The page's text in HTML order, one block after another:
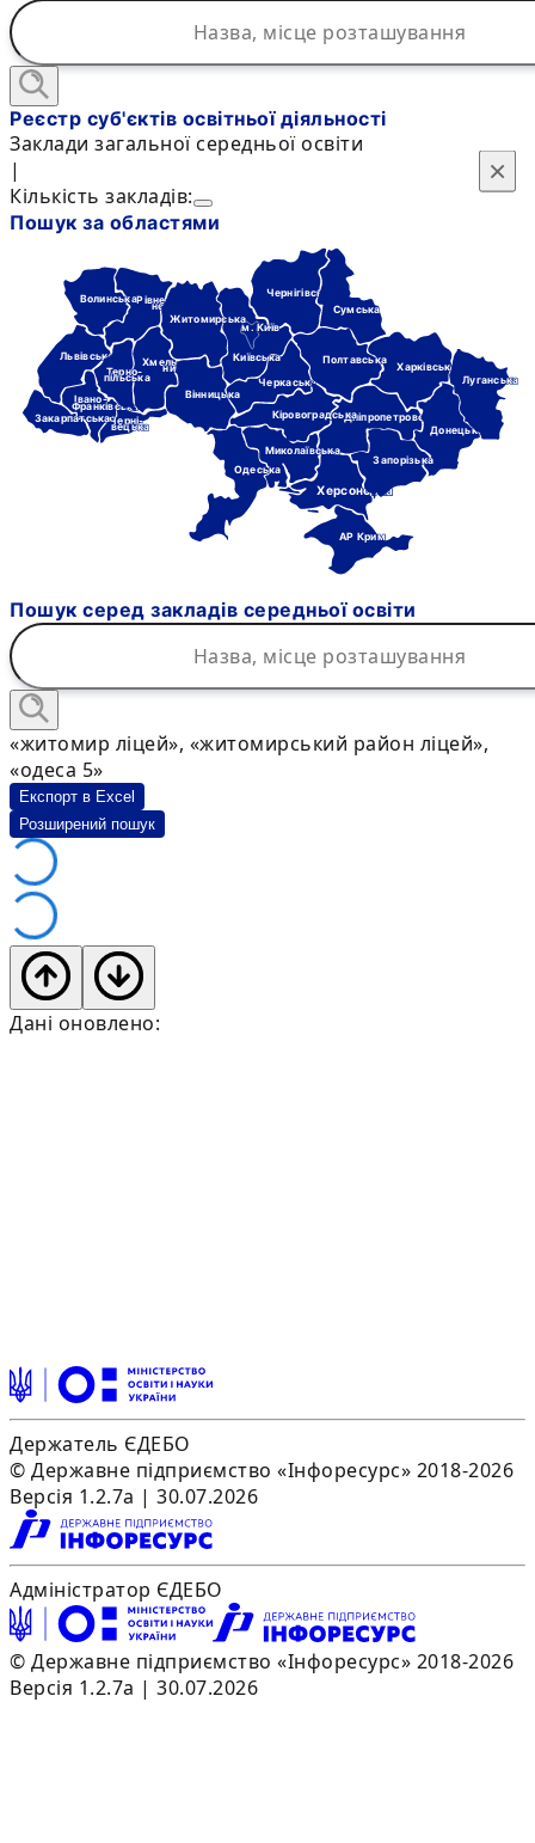
×
Реєстр суб'єктів освітньої діяльності
Заклади загальної середньої освіти
|
Кількість закладів:
Пошук за областями
Черкаська
Чернігівська
Черні-
вецька
Дніпропетровська
Донецька
Івано-
Франківська
Харківська
Херсонська
Хмель-
ницька
Кіровоградська
АР Крим
Київська
м. Київ
Луганська
Львівська
Миколаївська
Одеська
Полтавська
Рівне-
нська Сумська
Терно-
пільська
Вінницька
Волинська
Закарпатська
Запорізька
Житомирська
Пошук серед закладів середньої освіти
×
«житомир ліцей», «житомирський район ліцей»,
«одеса 5»
Експорт в Excel
Розширений пошук
Дані оновлено:
Держатель ЄДЕБО
© Державне підприємство «Інфоресурс» 2018-2026
Версія 1.2.7a | 30.07.2026
Адміністратор ЄДЕБО
© Державне підприємство «Інфоресурс» 2018-2026
Версія 1.2.7a | 30.07.2026